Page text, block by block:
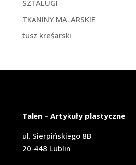
SZTALUGI
TKANINY MALARSKIE
tusz kreśarski
Talen – Artykuły plastyczne
ul. Sierpińskiego 8B
20-448 Lublin